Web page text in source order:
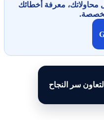
معرفة أخطائك
سر النجاح